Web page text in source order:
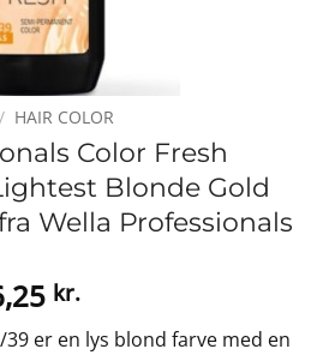
/ HAIR COLOR
Color Fresh
Blonde Gold
Wella Professionals
kr.Den
aktuelle
pris
er en lys blond farve med en